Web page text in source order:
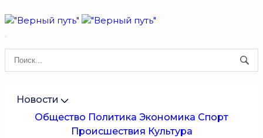
Новости
Общество Политика Экономика Спорт
Происшествия Культура